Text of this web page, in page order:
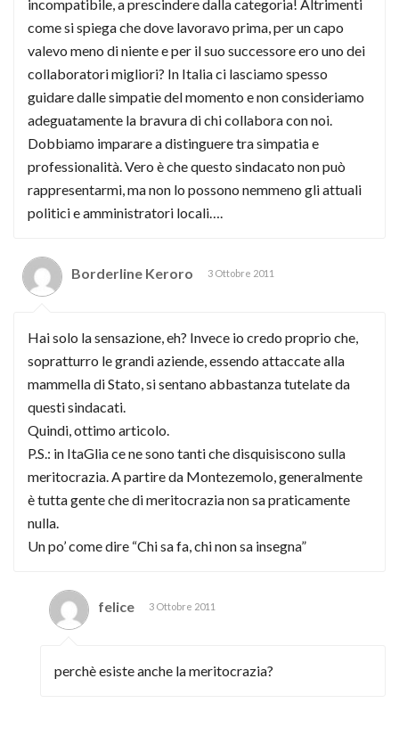
incompatibile, a prescindere dalla categoria! Altrimenti
come si spiega che dove lavoravo prima, per un capo
valevo meno di niente e per il suo successore ero uno dei
collaboratori migliori? In Italia ci lasciamo spesso
guidare dalle simpatie del momento e non consideriamo
adeguatamente la bravura di chi collabora con noi.
Dobbiamo imparare a distinguere tra simpatia e
professionalità. Vero è che questo sindacato non può
rappresentarmi, ma non lo possono nemmeno gli attuali
politici e amministratori locali….
Borderline Keroro 3 Ottobre 2011
Hai solo la sensazione, eh? Invece io credo proprio che,
sopratturro le grandi aziende, essendo attaccate alla
mammella di Stato, si sentano abbastanza tutelate da
questi sindacati.
Quindi, ottimo articolo.
P.S.: in ItaGlia ce ne sono tanti che disquisiscono sulla
meritocrazia. A partire da Montezemolo, generalmente
è tutta gente che di meritocrazia non sa praticamente
nulla.
Un po’ come dire “Chi sa fa, chi non sa insegna”
felice 3 Ottobre 2011
perchè esiste anche la meritocrazia?